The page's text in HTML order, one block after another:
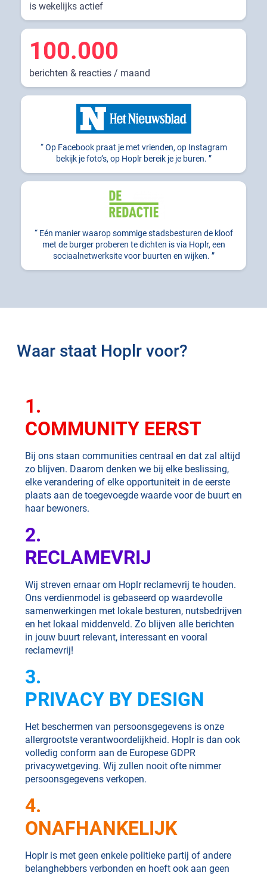
is wekelijks actief
100.000
berichten & reacties / maand
Op Facebook praat je met vrienden, op Instagram
bekijk je foto’s, op Hoplr bereik je je buren.
Eén manier waarop sommige stadsbesturen de kloof
met de burger proberen te dichten is via Hoplr, een
sociaalnetwerksite voor buurten en wijken.
Waar staat Hoplr voor?
1.
COMMUNITY EERST
Bij ons staan communities centraal en dat zal altijd
zo blijven. Daarom denken we bij elke beslissing,
elke verandering of elke opportuniteit in de eerste
plaats aan de toegevoegde waarde voor de buurt en
haar bewoners.
2.
RECLAMEVRIJ
Wij streven ernaar om Hoplr reclamevrij te houden.
Ons verdienmodel is gebaseerd op waardevolle
samenwerkingen met lokale besturen, nutsbedrijven
en het lokaal middenveld. Zo blijven alle berichten
in jouw buurt relevant, interessant en vooral
reclamevrij!
3.
PRIVACY BY DESIGN
Het beschermen van persoonsgegevens is onze
allergrootste verantwoordelijkheid. Hoplr is dan ook
volledig conform aan de Europese GDPR
privacywetgeving. Wij zullen nooit ofte nimmer
persoonsgegevens verkopen.
4.
ONAFHANKELIJK
Hoplr is met geen enkele politieke partij of andere
belanghebbers verbonden en hoeft ook aan geen